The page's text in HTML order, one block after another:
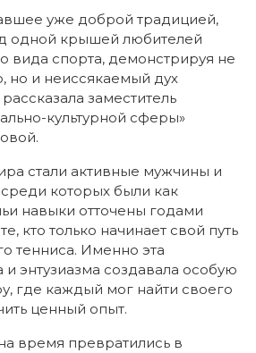
уже доброй традицией,
одной крышей любителей
вида спорта, демонстрируя не
но и неиссякаемый дух
заместитель
культурной сферы»
стали активные мужчины и
которых были как
навыки отточены годами
кто только начинает свой путь
тенниса. Именно эта
энтузиазма создавала особую
где каждый мог найти своего
ценный опыт.
время превратились в